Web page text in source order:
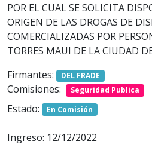
POR EL CUAL SE SOLICITA
ORIGEN DE LAS DROGAS DE
COMERCIALIZADAS POR
TORRES MAUI DE LA CIUDAD
Firmantes:
DEL FRADE
Comisiones: Seguridad Publica
Estado: En Comisión
Ingreso: 12/12/2022